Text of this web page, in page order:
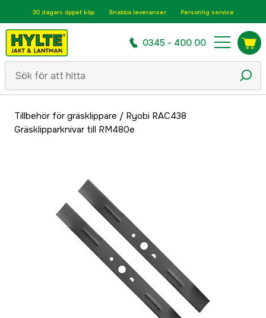
30 dagars öppet köp Snabba leveranser Personlig service
0345 - 400 00
Tillbehör för gräsklippare / Ryobi RAC438
Gräsklipparknivar till RM480e